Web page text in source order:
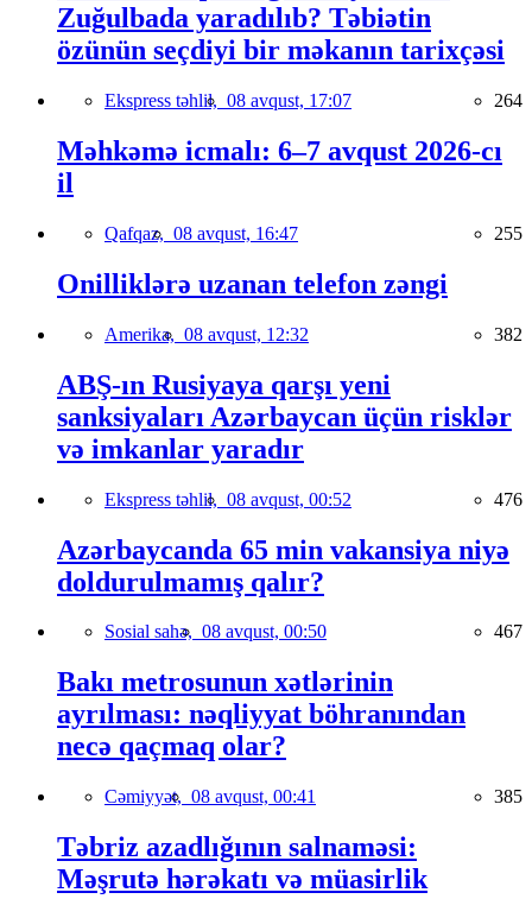
Zuğulbada yaradılıb? Təbiətin
özünün seçdiyi bir məkanın tarixçəsi
Ekspress təhlil, 08 avqust, 17:07 264
Məhkəmə icmalı: 6–7 avqust 2026-cı
il
Qafqaz, 08 avqust, 16:47 255
Onilliklərə uzanan telefon zəngi
Amerika, 08 avqust, 12:32 382
ABŞ-ın Rusiyaya qarşı yeni
sanksiyaları Azərbaycan üçün risklər
və imkanlar yaradır
Ekspress təhlil, 08 avqust, 00:52 476
Azərbaycanda 65 min vakansiya niyə
doldurulmamış qalır?
Sosial sahə, 08 avqust, 00:50 467
Bakı metrosunun xətlərinin
ayrılması: nəqliyyat böhranından
necə qaçmaq olar?
Cəmiyyət, 08 avqust, 00:41 385
Təbriz azadlığının salnaməsi:
Məşrutə hərəkatı və müasirlik